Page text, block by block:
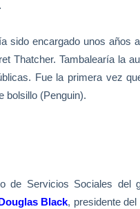
sido encargado unos años
Thatcher. Tambalearía la
Fue la primera vez
bolsillo (Penguin).
de Servicios Sociales del
Black, presidente del